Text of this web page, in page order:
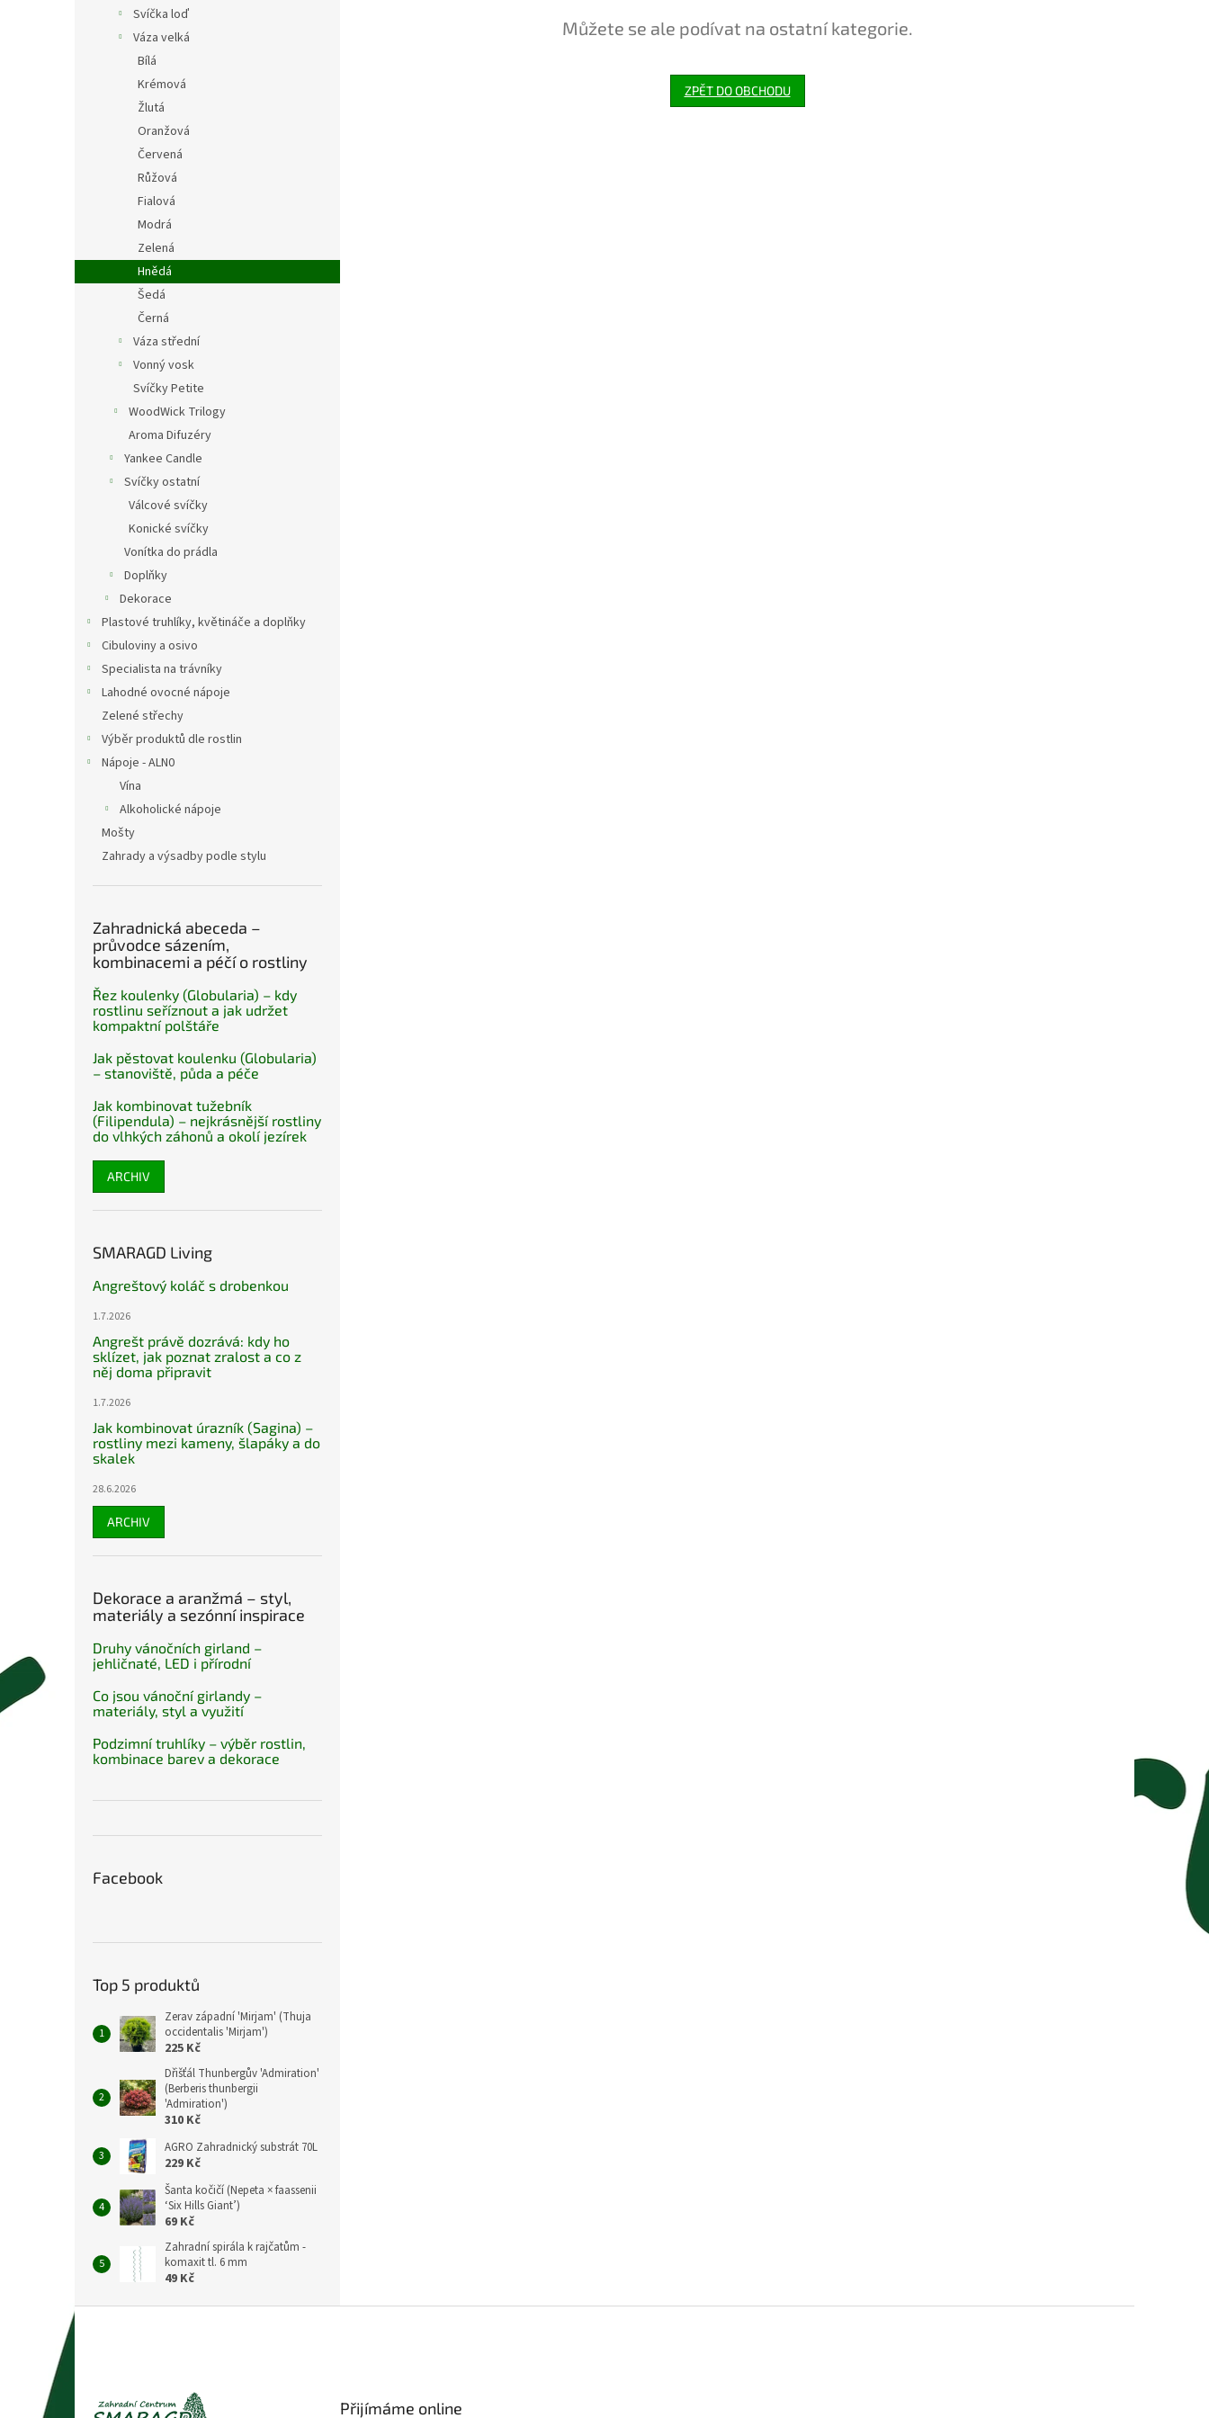
Svíčka loď
Váza velká
Bílá
Krémová
Žlutá
Oranžová
Červená
Růžová
Fialová
Modrá
Zelená
Hnědá
Šedá
Černá
Váza střední
Vonný vosk
Svíčky Petite
WoodWick Trilogy
Aroma Difuzéry
Yankee Candle
Svíčky ostatní
Válcové svíčky
Konické svíčky
Vonítka do prádla
Doplňky
Dekorace
Plastové truhlíky, květináče a doplňky
Cibuloviny a osivo
Specialista na trávníky
Lahodné ovocné nápoje
Zelené střechy
Výběr produktů dle rostlin
Nápoje - ALN0
Vína
Alkoholické nápoje
Mošty
Zahrady a výsadby podle stylu
Zahradnická abeceda –
průvodce sázením,
kombinacemi a péčí o rostliny
Řez koulenky (Globularia) – kdy
rostlinu seříznout a jak udržet
kompaktní polštáře
Jak pěstovat koulenku (Globularia)
– stanoviště, půda a péče
Jak kombinovat tužebník
(Filipendula) – nejkrásnější rostliny
do vlhkých záhonů a okolí jezírek
ARCHIV
SMARAGD Living
Angreštový koláč s drobenkou
1.7.2026
Angrešt právě dozrává: kdy ho
sklízet, jak poznat zralost a co z
něj doma připravit
1.7.2026
Jak kombinovat úrazník (Sagina) –
rostliny mezi kameny, šlapáky a do
skalek
28.6.2026
ARCHIV
Dekorace a aranžmá – styl,
materiály a sezónní inspirace
Druhy vánočních girland –
jehličnaté, LED i přírodní
Co jsou vánoční girlandy –
materiály, styl a využití
Podzimní truhlíky – výběr rostlin,
kombinace barev a dekorace
Facebook
Top 5 produktů
Zerav západní 'Mirjam' (Thuja
occidentalis 'Mirjam')
225 Kč
Dřišťál Thunbergův 'Admiration'
(Berberis thunbergii
'Admiration')
310 Kč
AGRO Zahradnický substrát 70L
229 Kč
Šanta kočičí (Nepeta × faassenii
‘Six Hills Giant’)
69 Kč
Zahradní spirála k rajčatům -
komaxit tl. 6 mm
49 Kč
Můžete se ale podívat na ostatní kategorie.
ZPĚT DO OBCHODU
Přijímáme online